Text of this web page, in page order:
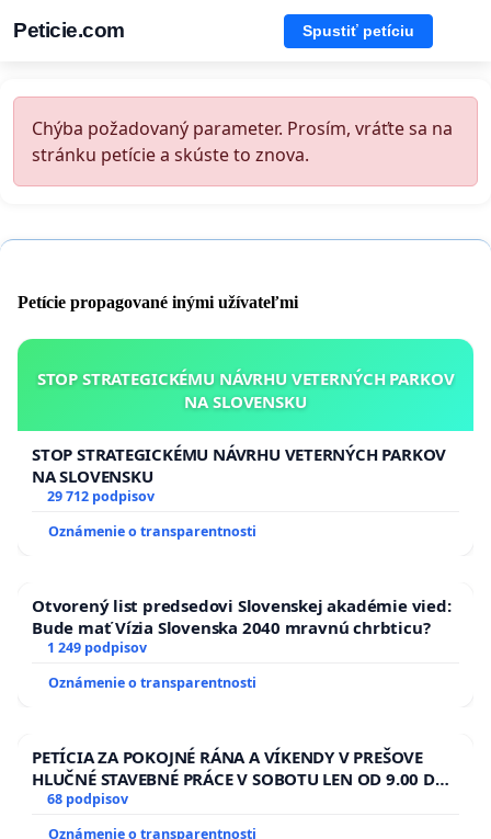
Peticie.com Spustiť petíciu
Chýba požadovaný parameter. Prosím, vráťte sa na
stránku petície a skúste to znova.
Petície propagované inými užívateľmi
STOP STRATEGICKÉMU NÁVRHU VETERNÝCH PARKOV
NA SLOVENSKU
STOP STRATEGICKÉMU NÁVRHU VETERNÝCH PARKOV
NA SLOVENSKU
29 712 podpisov
Oznámenie o transparentnosti
Otvorený list predsedovi Slovenskej akadémie vied:
Bude mať Vízia Slovenska 2040 mravnú chrbticu?
1 249 podpisov
Oznámenie o transparentnosti
PETÍCIA ZA POKOJNÉ RÁNA A VÍKENDY V PREŠOVE
HLUČNÉ STAVEBNÉ PRÁCE V SOBOTU LEN OD 9.00 DO
13.00 HOD., CEZ PRACOVNÝ TÝŽDEŇ CIEĽ 8.00 – 18.00
HOD. A PRAVIDELNÁ KONTROLA STAVBY C-AREA NA
68 podpisov
Oznámenie o transparentnosti